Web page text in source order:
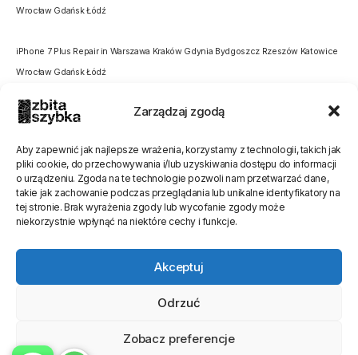
Zarządzaj zgodą
Aby zapewnić jak najlepsze wrażenia, korzystamy z technologii, takich jak
pliki cookie, do przechowywania i/lub uzyskiwania dostępu do informacji
o urządzeniu. Zgoda na te technologie pozwoli nam przetwarzać dane,
takie jak zachowanie podczas przeglądania lub unikalne identyfikatory na
tej stronie. Brak wyrażenia zgody lub wycofanie zgody może
niekorzystnie wpłynąć na niektóre cechy i funkcje.
Akceptuj
Odrzuć
Zobacz preferencje
Wrocław Gdańsk Łódź
iPhone 7 Plus Repair in Warszawa Kraków Gdynia Bydgoszcz Rzeszów Katowice
Wrocław Gdańsk Łódź
Oceń stronę
[Ocen:0Średnia: